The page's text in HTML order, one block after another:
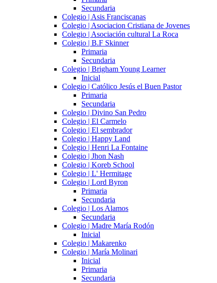
Secundaria
Colegio | Asis Franciscanas
Colegio | Asociacion Cristiana de Jovenes
Colegio | Asociación cultural La Roca
Colegio | B.F Skinner
Primaria
Secundaria
Colegio | Brigham Young Learner
Inicial
Colegio | Católico Jesús el Buen Pastor
Primaria
Secundaria
Colegio | Divino San Pedro
Colegio | El Carmelo
Colegio | El sembrador
Colegio | Happy Land
Colegio | Henri La Fontaine
Colegio | Jhon Nash
Colegio | Koreb School
Colegio | L' Hermitage
Colegio | Lord Byron
Primaria
Secundaria
Colegio | Los Alamos
Secundaria
Colegio | Madre María Rodón
Inicial
Colegio | Makarenko
Colegio | María Molinari
Inicial
Primaria
Secundaria